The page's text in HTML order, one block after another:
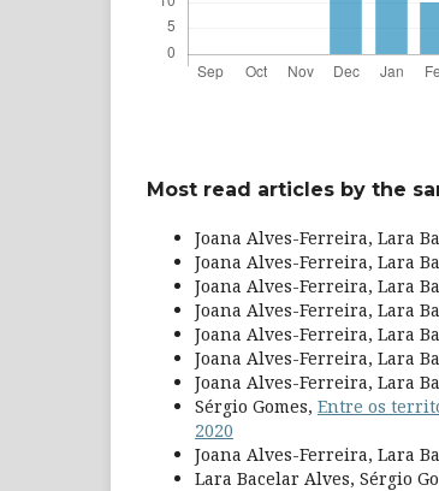
Most read articles by the
Joana Alves-Ferreira, Lara
Joana Alves-Ferreira, Lara
Joana Alves-Ferreira, Lara
Joana Alves-Ferreira, Lara
Joana Alves-Ferreira, Lara
Joana Alves-Ferreira, Lara
Joana Alves-Ferreira, Lara
Sérgio Gomes, Entre os
2020
Joana Alves-Ferreira, Lara
Lara Bacelar Alves, Sérgio